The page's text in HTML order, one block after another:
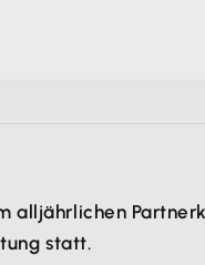
alljährlichen
statt.